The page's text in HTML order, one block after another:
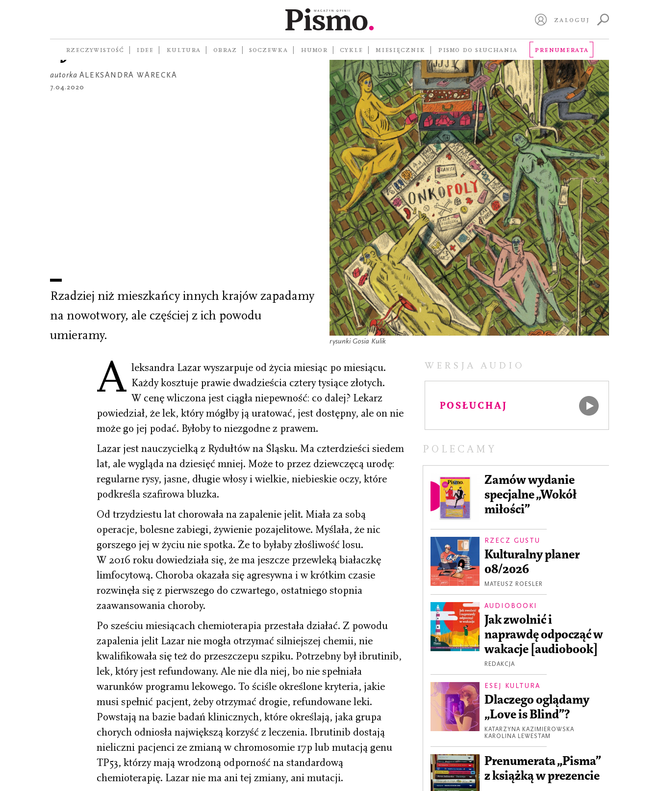
ZALOGUJ
RZECZYWISTOŚĆ IDEE KULTURA OBRAZ SOCZEWKA HUMOR CYKLE MIESIĘCZNIK PISMO DO SŁUCHANIA PRENUMERATA
życie
autorka ALEKSANDRA WARECKA
7.04.2020
Rzadziej niż mieszkańcy innych krajów zapadamy
na nowotwory, ale częściej z ich powodu
umieramy.
rysunki Gosia Kulik
WERSJA AUDIO
POSŁUCHAJ
A leksandra Lazar wyszarpuje od życia miesiąc po miesiącu.
Każdy kosztuje prawie dwadzieścia cztery tysiące złotych.
W cenę wliczona jest ciągła niepewność: co dalej? Lekarz
powiedział, że lek, który mógłby ją uratować, jest dostępny, ale on nie
może go jej podać. Byłoby to niezgodne z prawem.
Lazar jest nauczycielką z Rydułtów na Śląsku. Ma czterdzieści siedem
lat, ale wygląda na dziesięć mniej. Może to przez dziewczęcą urodę:
regularne rysy, jasne, długie włosy i wielkie, niebieskie oczy, które
podkreśla szafirowa bluzka.
Od trzydziestu lat chorowała na zapalenie jelit. Miała za sobą
operacje, bolesne zabiegi, żywienie pozajelitowe. Myślała, że nic
gorszego jej w życiu nie spotka. Że to byłaby złośliwość losu.
W 2016 roku dowiedziała się, że ma jeszcze przewleką białaczkę
limfocytową. Choroba okazała się agresywna i w krótkim czasie
rozwinęła się z pierwszego do czwartego, ostatniego stopnia
zaawansowania choroby.
Po sześciu miesiącach chemioterapia przestała działać. Z powodu
zapalenia jelit Lazar nie mogła otrzymać silniejszej chemii, nie
kwalifikowała się też do przeszczepu szpiku. Potrzebny był ibrutinib,
lek, który jest refundowany. Ale nie dla niej, bo nie spełniała
warunków programu lekowego. To ściśle określone kryteria, jakie
musi spełnić pacjent, żeby otrzymać drogie, refundowane leki.
Powstają na bazie badań klinicznych, które określają, jaka grupa
chorych odniosła największą korzyść z leczenia. Ibrutinib dostają
nieliczni pacjenci ze zmianą w chromosomie 17p lub mutacją genu
TP53, którzy mają wrodzoną odporność na standardową
chemioterapię. Lazar nie ma ani tej zmiany, ani mutacji.
POLECAMY
Zamów wydanie
specjalne „Wokół
miłości”
RZECZ GUSTU
Kulturalny planer
08/2026
MATEUSZ ROESLER
AUDIOBOOKI
Jak zwolnić i
naprawdę odpocząć w
wakacje [audiobook]
REDAKCJA
ESEJ KULTURA
Dlaczego oglądamy
„Love is Blind”?
KATARZYNA KAZIMIEROWSKA
KAROLINA LEWESTAM
Prenumerata „Pisma”
z książką w prezencie